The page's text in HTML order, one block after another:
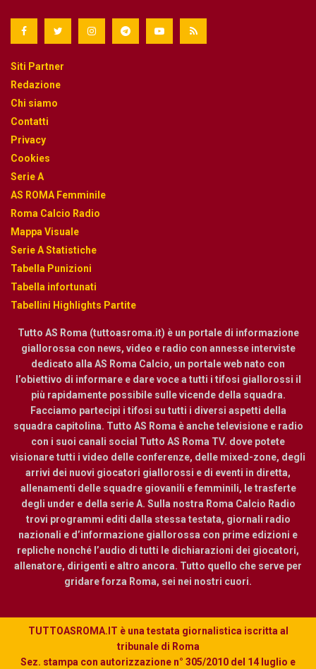
Siti Partner
Redazione
Chi siamo
Contatti
Privacy
Cookies
Serie A
AS ROMA Femminile
Roma Calcio Radio
Mappa Visuale
Serie A Statistiche
Tabella Punizioni
Tabella infortunati
Tabellini Highlights Partite
Tutto AS Roma (tuttoasroma.it) è un portale di informazione
giallorossa con news, video e radio con annesse interviste
dedicato alla AS Roma Calcio, un portale web nato con
l’obiettivo di informare e dare voce a tutti i tifosi giallorossi il
più rapidamente possibile sulle vicende della squadra.
Facciamo partecipi i tifosi su tutti i diversi aspetti della
squadra capitolina. Tutto AS Roma è anche televisione e radio
con i suoi canali social Tutto AS Roma TV. dove potete
visionare tutti i video delle conferenze, delle mixed-zone, degli
arrivi dei nuovi giocatori giallorossi e di eventi in diretta,
allenamenti delle squadre giovanili e femminili, le trasferte
degli under e della serie A. Sulla nostra Roma Calcio Radio
trovi programmi editi dalla stessa testata, giornali radio
nazionali e d’informazione giallorossa con prime edizioni e
repliche nonché l’audio di tutti le dichiarazioni dei giocatori,
allenatore, dirigenti e altro ancora. Tutto quello che serve per
gridare forza Roma, sei nei nostri cuori.
TUTTOASROMA.IT è una testata giornalistica iscritta al
tribunale di Roma
Sez. stampa con autorizzazione n° 305/2010 del 14 luglio e